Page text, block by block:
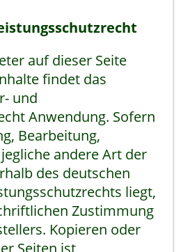
auf dieser Seite
findet das
und
Anwendung. Sofern
Bearbeitung,
andere Art der
des deutschen
liegt,
Zustimmung
Kopieren oder